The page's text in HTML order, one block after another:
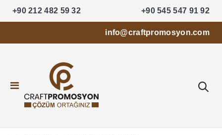
+90 212 482 59 32 +90 545 547 91 92
info@craftpromosyon.com